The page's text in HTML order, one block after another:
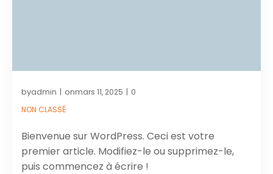
byadmin | onmars 11, 2025 | 0
NON CLASSÉ
Bienvenue sur WordPress. Ceci est votre
premier article. Modifiez-le ou supprimez-le,
puis commencez à écrire !